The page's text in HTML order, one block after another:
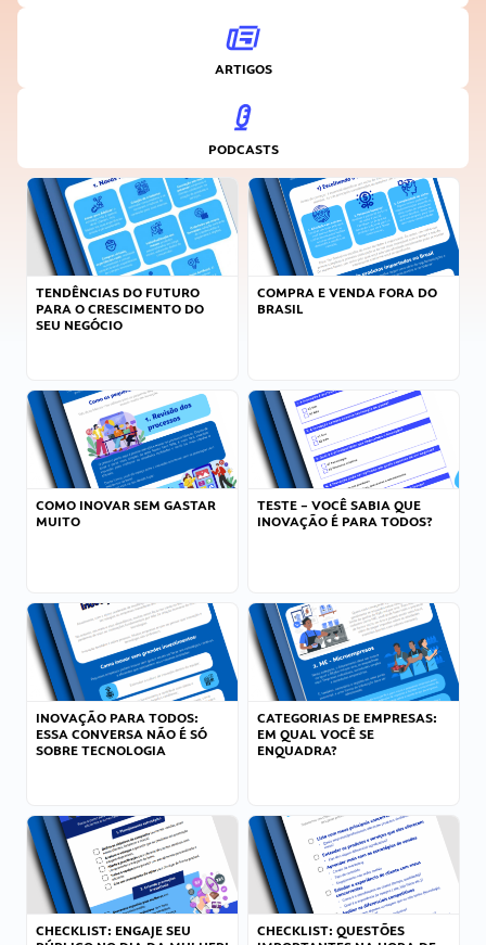
ARTIGOS
PODCASTS
TENDÊNCIAS DO FUTURO
PARA O CRESCIMENTO DO
SEU NEGÓCIO
COMPRA E VENDA FORA DO
BRASIL
COMO INOVAR SEM GASTAR
MUITO
TESTE – VOCÊ SABIA QUE
INOVAÇÃO É PARA TODOS?
INOVAÇÃO PARA TODOS:
ESSA CONVERSA NÃO É SÓ
SOBRE TECNOLOGIA
CATEGORIAS DE EMPRESAS:
EM QUAL VOCÊ SE
ENQUADRA?
CHECKLIST: ENGAJE SEU
CHECKLIST: QUESTÕES